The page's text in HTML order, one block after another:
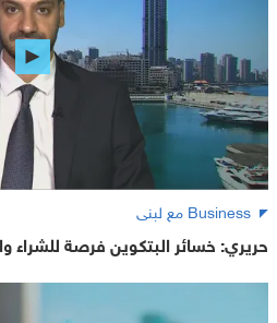
Business مع لبنى
حريري: خسائر البتكوين فرصة للشراء